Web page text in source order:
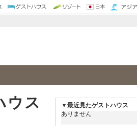
ウス
▼最近見たゲストハウス
ありません
テル
テル
ール ホテル
ア ホテル
ンド ホテル
バンコク ゲストハウス/安宿
ソウル ゲストハウス
香港 ゲストハウス
ベトナム ゲストハウス
カンボジア ゲストハウス
ラオス ゲストハウス
マレーシア ゲストハウス
ミャンマー ゲストハウスモルディブ ホテル
ドバイ ホテル
グアム ホテル
ハワイ ホテル
ニューヨーク ホテル
東京 ホテル
名古屋 ホテル
大阪 ホテル
札幌 ホテル
沖縄 ホテル
福岡 ホテル
京都 ホテル
Sapporo hotel
Japan Guesthouse